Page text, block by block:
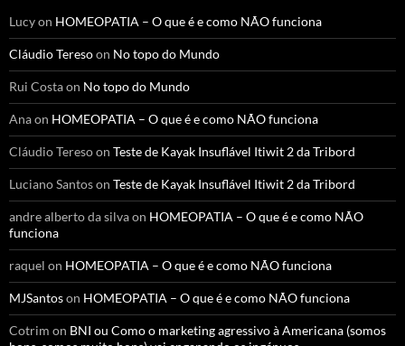
Lucyon HOMEOPATIA – O que é e como NÃO funciona
Cláudio Teresoon No topo do Mundo
Rui Costaon No topo do Mundo
Anaon HOMEOPATIA – O que é e como NÃO funciona
Cláudio Teresoon Teste de Kayak Insuflável Itiwit 2 da Tribord
Luciano Santoson Teste de Kayak Insuflável Itiwit 2 da Tribord
andre alberto da silvaon HOMEOPATIA – O que é e como NÃO
funciona
raquel on HOMEOPATIA – O que é e como NÃO funciona
MJSantoson HOMEOPATIA – O que é e como NÃO funciona
Cotrim on BNI ou Como o marketing agressivo à Americana (somos